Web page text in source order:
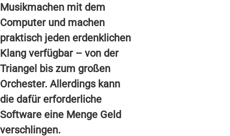
Musikmachen mit dem
Computer und machen
praktisch jeden erdenklichen
Klang verfügbar – von der
Triangel bis zum großen
Orchester. Allerdings kann
die dafür erforderliche
Software eine Menge Geld
verschlingen.